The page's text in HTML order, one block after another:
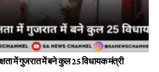
में गुजरात में बने कुल 25 विधायक मंत्री